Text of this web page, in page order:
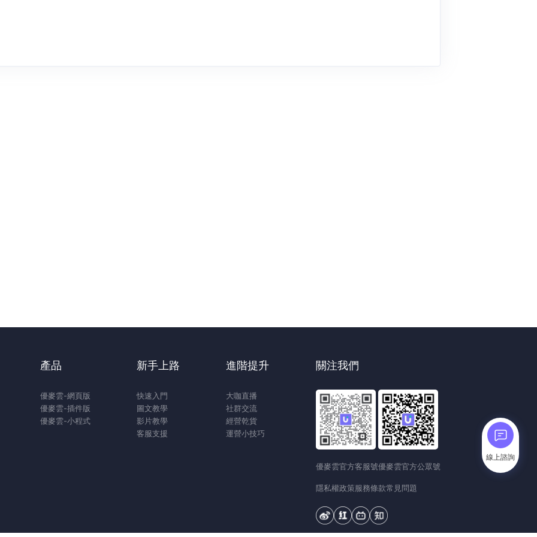
產品
優麥雲-網頁版
優麥雲-插件版
優麥雲-小程式
新手上路
快速入門
圖文教學
影片教學
客服支援
進階提升
大咖直播
社群交流
經營乾貨
運營小技巧
關注我們
優麥雲官方客服號優麥雲官方公眾號
隱私權政策服務條款常見問題
線上諮詢